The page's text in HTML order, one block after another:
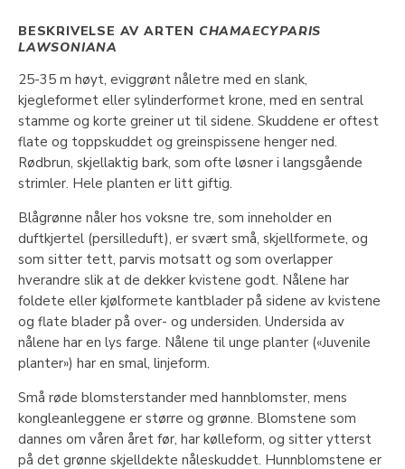
BESKRIVELSE AV ARTEN CHAMAECYPARIS
LAWSONIANA
25-35 m høyt, eviggrønt nåletre med en slank,
kjegleformet eller sylinderformet krone, med en sentral
stamme og korte greiner ut til sidene. Skuddene er oftest
flate og toppskuddet og greinspissene henger ned.
Rødbrun, skjellaktig bark, som ofte løsner i langsgående
strimler. Hele planten er litt giftig.
Blågrønne nåler hos voksne tre, som inneholder en
duftkjertel (persilleduft), er svært små, skjellformete, og
som sitter tett, parvis motsatt og som overlapper
hverandre slik at de dekker kvistene godt. Nålene har
foldete eller kjølformete kantblader på sidene av kvistene
og flate blader på over- og undersiden. Undersida av
nålene har en lys farge. Nålene til unge planter («Juvenile
planter») har en smal, linjeform.
Små røde blomsterstander med hannblomster, mens
kongleanleggene er større og grønne. Blomstene som
dannes om våren året før, har kølleform, og sitter ytterst
på det grønne skjelldekte nåleskuddet. Hunnblomstene er